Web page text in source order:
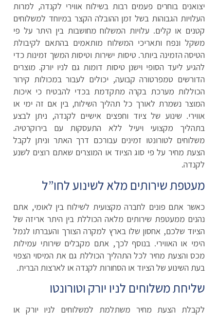
יצואנים בוחרים פעמים רבות בשילוח אווירי לקנדה, למרות
העלויות הגבוהות בשל זמן ההובלה הקצר במיוחד למשלוחים
קטנים או קלים. עלויות המשלוח מחושבות בין היתר על פי
משקל ונפח ותאריכי המשלוח מותאמים בהתאם לקיבולת
הטיסה הזמינה ביותר. טיסות ישירות וטיסות המשך זמינות כדי
להגיע ליעד הסופי וישנן טיסות דומות גם לניו יורק. מוצרים
הדורשים טמפרטורה קבועה, יכולים לעבור במכולות קירור
הכוללות מערכת בקרה מתקדמת בכדי להבטיח כי איכות
המוצר נשמרת לאורך כל תהליך השילוח, בין אם זה ימי או
אווירי. שינוע של ציוד וחפצים אישיים לקנדה, ניתן לבצע
בתהליך מקצועי ויעיל ללא התעסקות עם בירוקרטיה.
משלוחים לטורונטו זמינים עבורכם דרך האתר וניתן לקבל
הצעת מחיר על פי סוג הציוד או המוצרים שאתם רוצים לשנע
לקנדה.
מעטפת שירותים מלא לשינוע לחו”ל
כאשר אתם פונים לחברה מקצועית לשילוח בין לאומי, אתם
נהנים ממעטפת שירותים מלאה הכוללת בין היתר אריזה של
הציוד שלכם, אחסון שלו בארץ למקרה הצורך והעברתו לנמל
הימי או האווירי. בנוסף לכך, אתם מקבלים שירותי עמילות
מכס והצעת מחיר לכל התהליך הכוללת גם את המיסוי הצפוי
בעת השינוע של הציוד או הסחורות לקנדה או לארצות הברית.
שליחת משלוחים לניו יורק וטורונטו
לקבלת הצעת מחיר משתלמת למשלוחים לניו יורק או